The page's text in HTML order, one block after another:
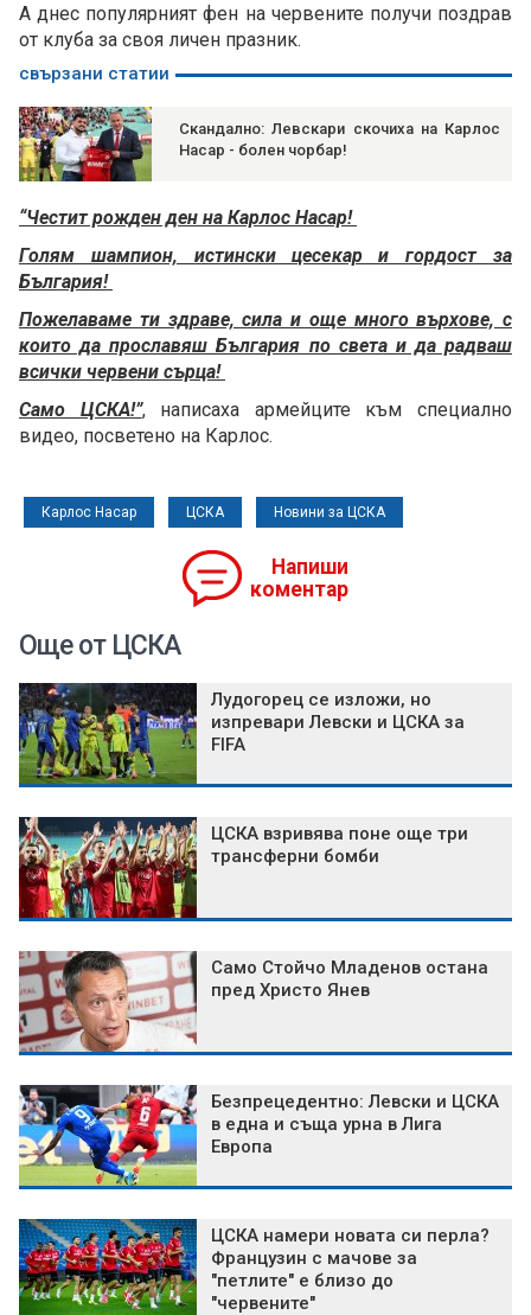
А днес популярният фен на червените получи поздрав
от клуба за своя личен празник.
свързани статии
Скандално: Левскари скочиха на Карлос
Насар - болен чорбар!
“Честит рожден ден на Карлос Насар!
Голям шампион, истински цесекар и гордост за
България!
Пожелаваме ти здраве, сила и още много върхове, с
които да прославяш България по света и да радваш
всички червени сърца!
Само ЦСКА!”, написаха армейците към специално
видео, посветено на Карлос.
Карлос Насар ЦСКА Новини за ЦСКА
Напиши
коментар
Още от ЦСКА
Лудогорец се изложи, но
изпревари Левски и ЦСКА за
FIFA
ЦСКА взривява поне още три
трансферни бомби
Само Стойчо Младенов остана
пред Христо Янев
Безпрецедентно: Левски и ЦСКА
в една и съща урна в Лига
Европа
ЦСКА намери новата си перла?
Французин с мачове за
"петлите" е близо до
"червените"